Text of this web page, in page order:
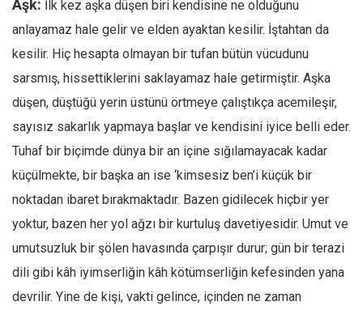
Satış noktası listesi
Sosyal Medya
Twitter
Facebook
Instagram
YouTube
Editörden
Kemal Özer
Mahmut Toptaş
Aşk: İlk kez aşka düşen biri kendisine ne olduğunu
anlayamaz hale gelir ve elden ayaktan kesilir. İştahtan da
kesilir. Hiç hesapta olmayan bir tufan bütün vücudunu
sarsmış, hissettiklerini saklayamaz hale getirmiştir. Aşka
düşen, düştüğü yerin üstünü örtmeye çalıştıkça acemileşir,
sayısız sakarlık yapmaya başlar ve kendisini iyice belli eder.
Tuhaf bir biçimde dünya bir an içine sığılamayacak kadar
küçülmekte, bir başka an ise ‘kimsesiz ben’i küçük bir
noktadan ibaret bırakmaktadır. Bazen gidilecek hiçbir yer
yoktur, bazen her yol ağzı bir kurtuluş davetiyesidir. Umut ve
umutsuzluk bir şölen havasında çarpışır durur; gün bir terazi
dili gibi kâh iyimserliğin kâh kötümserliğin kefesinden yana
devrilir. Yine de kişi, vakti gelince, içinden ne zaman